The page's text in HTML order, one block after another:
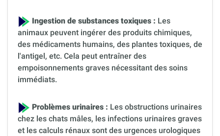
Ingestion de substances toxiques : Les
animaux peuvent ingérer des produits chimiques,
des médicaments humains, des plantes toxiques, de
l'antigel, etc. Cela peut entraîner des
empoisonnements graves nécessitant des soins
immédiats.
Problèmes urinaires : Les obstructions urinaires
chez les chats mâles, les infections urinaires graves
et les calculs rénaux sont des urgences urologiques